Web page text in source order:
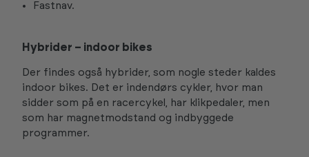
Fastnav.
Hybrider – indoor bikes
Der findes også hybrider, som nogle steder kaldes
indoor bikes. Det er indendørs cykler, hvor man
sidder som på en racercykel, har klikpedaler, men
som har magnetmodstand og indbyggede
programmer.